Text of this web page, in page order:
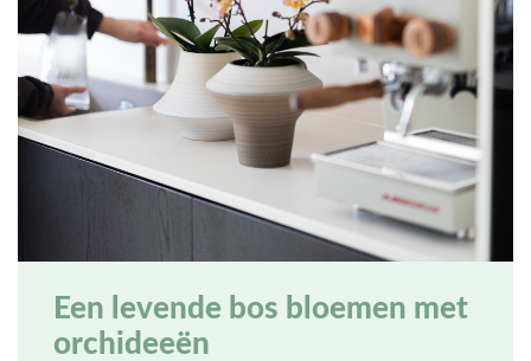
Een levende bos bloemen met
orchideeën